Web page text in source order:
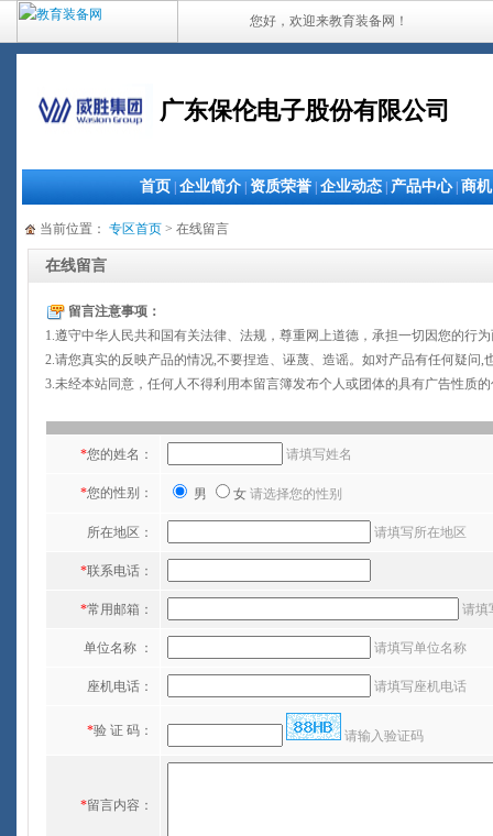
您好，欢迎来教育装备网！
广东保伦电子股份有限公司
首页 企业简介 资质荣誉 企业动态 产品中心| 商机
当前位置： 专区首页 > 在线留言
在线留言
留言注意事项：
1.遵守中华人民共和国有关法律、法规，尊重网上道德，承担一切因您的行
2.请您真实的反映产品的情况,不要捏造、诬蔑、造谣。如对产品有任何疑问,
3.未经本站同意，任何人不得利用本留言簿发布个人或团体的具有广告性质
*您的姓名： 请填写姓名
*您的性别： 男 女 请选择您的性别
所在地区： 请填写所在地区
*联系电话：
*常用邮箱： 请填
单位名称 ： 请填写单位名称
座机电话： 请填写座机电话
*验 证 码： 请输入验证码
*留言内容：